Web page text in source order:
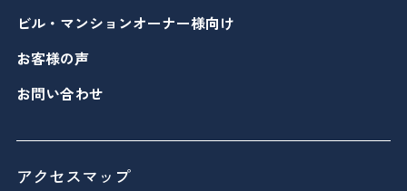
ビル・マンションオーナー様向け
お客様の声
お問い合わせ
アクセスマップ